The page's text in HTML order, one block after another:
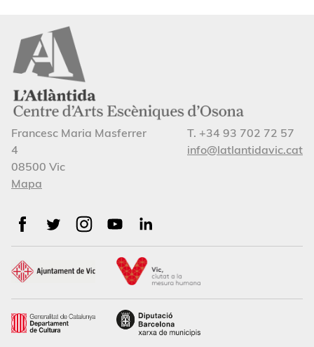
Francesc Maria Masferrer
4
08500 Vic
Mapa
T. +34 93 702 72 57
info@latlantidavic.cat